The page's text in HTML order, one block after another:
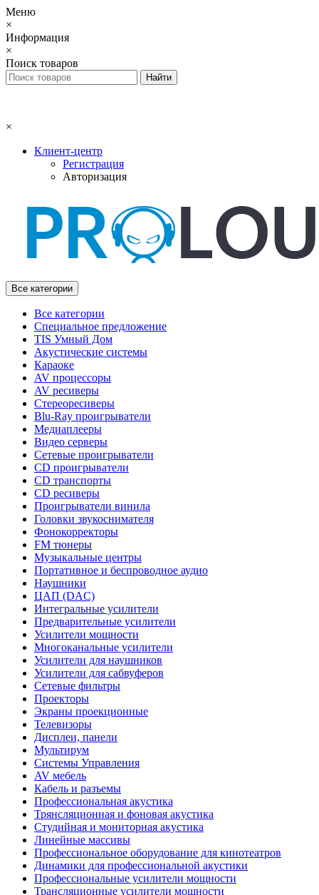
Меню
×
Информация
×
Поиск товаров
×
Клиент-центр
Регистрация
Авторизация
Все категории
Все категории
Специальное предложение
TIS Умный Дом
Акустические системы
Караоке
AV процессоры
AV ресиверы
Стереоресиверы
Blu-Ray проигрыватели
Медиаплееры
Видео серверы
Сетевые проигрыватели
CD проигрыватели
CD транспорты
CD ресиверы
Проигрыватели винила
Головки звукоснимателя
Фонокорректоры
FM тюнеры
Музыкальные центры
Портативное и беспроводное аудио
Наушники
ЦАП (DAC)
Интегральные усилители
Предварительные усилители
Усилители мощности
Многоканальные усилители
Усилители для наушников
Усилители для сабвуферов
Сетевые фильтры
Проекторы
Экраны проекционные
Телевизоры
Дисплеи, панели
Мультирум
Системы Управления
AV мебель
Кабель и разъемы
Профессиональная акустика
Трянсляционная и фоновая акустика
Студийная и мониторная акустика
Линейные массивы
Профессиональное оборудование для кинотеатров
Динамики для профессиональной акустики
Профессиональные усилители мощности
Трансляционные усилители мощности